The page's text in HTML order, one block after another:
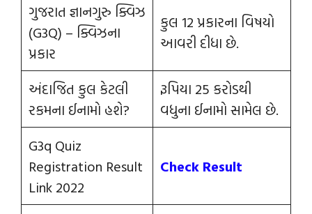
ગુજરાત જ્ઞાનગુરુ ક્વિઝ
(G3Q) – ક્વિઝના
પ્રકાર
કુલ 12 પ્રકારના વિષયો
આવરી દીધા છે.
અંદાજિત કુલ કેટલી
રકમના ઈનામો હશે?
રૂપિયા 25 કરોડથી
વધુના ઈનામો સામેલ છે.
G3q Quiz
Registration Result
Link 2022
Check Result